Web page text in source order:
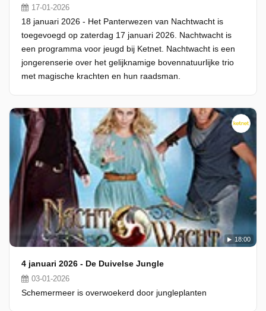
17-01-2026
18 januari 2026 - Het Panterwezen van Nachtwacht is
toegevoegd op zaterdag 17 januari 2026. Nachtwacht is
een programma voor jeugd bij Ketnet. Nachtwacht is een
jongerenserie over het gelijknamige bovennatuurlijke trio
met magische krachten en hun raadsman.
18:00
4 januari 2026 - De Duivelse Jungle
03-01-2026
Schemermeer is overwoekerd door jungleplanten